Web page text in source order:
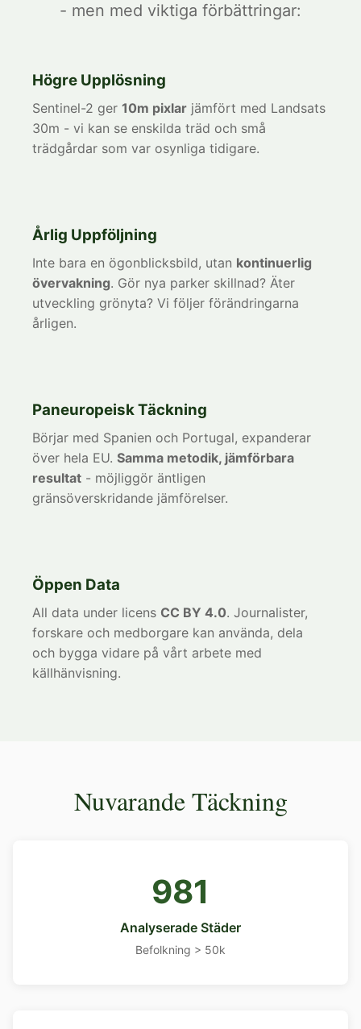
- men med viktiga förbättringar:
Högre Upplösning
Sentinel-2 ger 10m pixlar jämfört med Landsats
30m - vi kan se enskilda träd och små
trädgårdar som var osynliga tidigare.
Årlig Uppföljning
Inte bara en ögonblicksbild, utan kontinuerlig
övervakning. Gör nya parker skillnad? Äter
utveckling grönyta? Vi följer förändringarna
årligen.
Paneuropeisk Täckning
Börjar med Spanien och Portugal, expanderar
över hela EU. Samma metodik, jämförbara
resultat - möjliggör äntligen
gränsöverskridande jämförelser.
Öppen Data
All data under licens CC BY 4.0. Journalister,
forskare och medborgare kan använda, dela
och bygga vidare på vårt arbete med
källhänvisning.
Nuvarande Täckning
981
Analyserade Städer
Befolkning > 50k